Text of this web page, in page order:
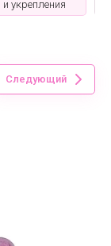
укрепления
Следующий